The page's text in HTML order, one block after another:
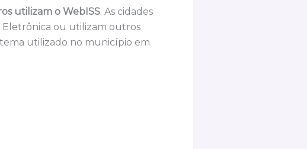
utilizam o WebISS. As cidades
Eletrônica ou utilizam outros
utilizado no município em